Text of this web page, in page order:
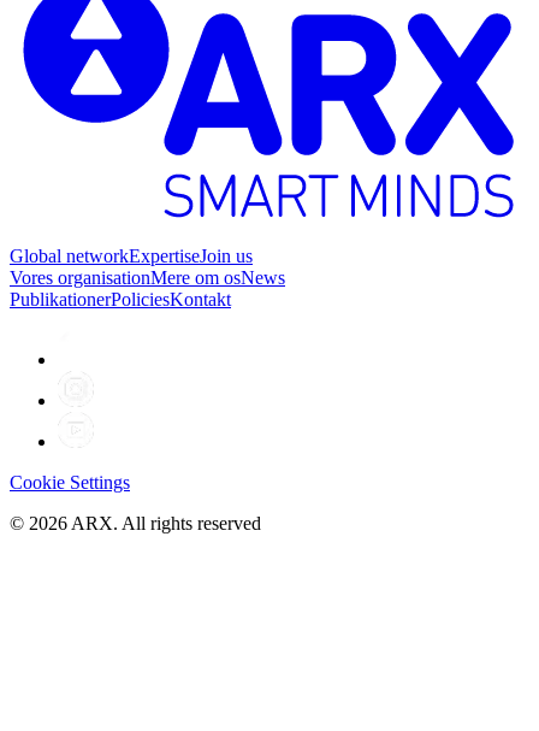
Global networkExpertiseJoin us
Vores organisationMere om osNews
PublikationerPoliciesKontakt
Cookie Settings
© 2026 ARX. All rights reserved